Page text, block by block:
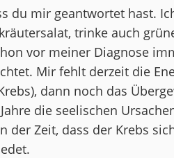
du mir geantwortet hast.
trinke auch
vor meiner Diagnose
Mir fehlt derzeit die
dann noch das
die seelischen
der Zeit, dass der Krebs